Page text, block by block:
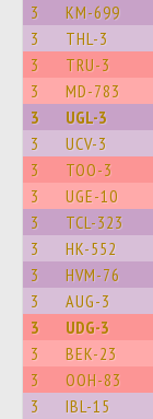
3 KM-699
3 THL-3
3 TRU-3
3 MD-783
3 UGL-3
3 UCV-3
3 TOO-3
3 UGE-10
3 TCL-323
3 HK-552
3 HVM-76
3 AUG-3
3 UDG-3
3 BEK-23
3 OOH-83
3 IBL-15